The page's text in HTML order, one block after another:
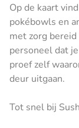
Op de kaart
pokébowls en
met zorg
personeel dat
proef zelf
deur uitgaan.
Tot snel bij